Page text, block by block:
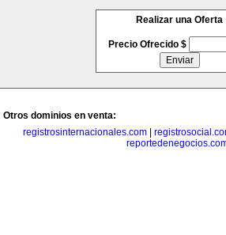
Realizar una Oferta
Precio Ofrecido $
Otros dominios en venta:
registrosinternacionales.com